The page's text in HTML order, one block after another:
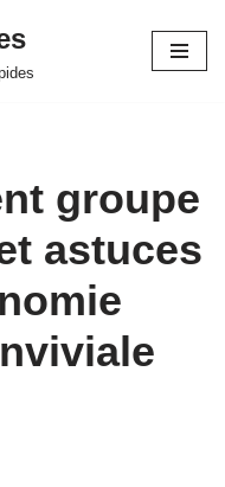
groupe
astuces